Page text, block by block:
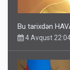
Bu tarixdən
4 Avqust